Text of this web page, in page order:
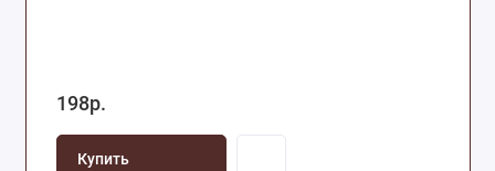
198р.
Купить